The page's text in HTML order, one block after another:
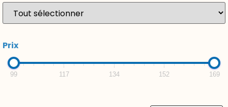
Prix
99 117 134 152 169